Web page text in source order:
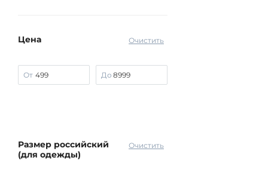
Очистить
Цена
От До
Очистить
Размер российский
(для одежды)